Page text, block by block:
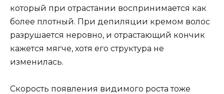
который при отрастании воспринимается как
более плотный. При депиляции кремом волос
разрушается неровно, и отрастающий кончик
кажется мягче, хотя его структура не
изменилась.
Скорость появления видимого роста тоже